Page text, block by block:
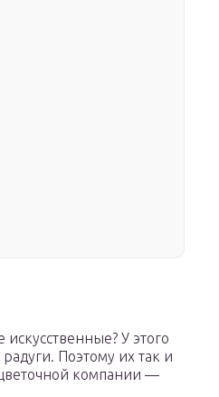
У этого
Поэтому их так и
компании —